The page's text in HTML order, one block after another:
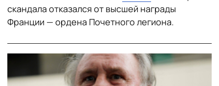
скандала отказался от высшей награды
Франции — ордена Почетного легиона.